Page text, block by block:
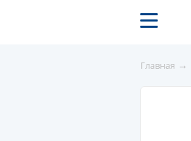
Главная →